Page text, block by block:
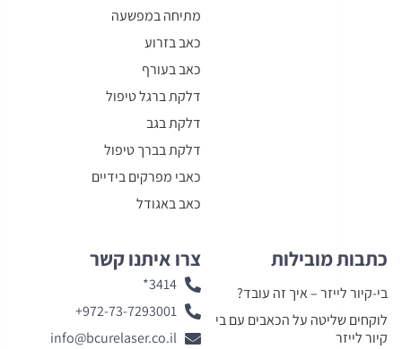
מתיחה במפשעה
כאב בזרוע
כאב בעורף
דלקת ברגל טיפול
דלקת בגב
דלקת בברך טיפול
כאבי מפרקים בידיים
כאב באגודל
כתבות מובילות
בי-קיור לייזר – איך זה עובד?
לוקחים שליטה על הכאבים עם בי
קיור לייזר
צרו איתנו קשר
3414*
972-73-7293001+
info@bcurelaser.co.il